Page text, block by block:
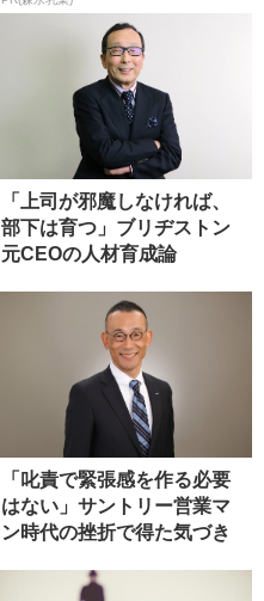
「上司が邪魔しなければ、
部下は育つ」ブリヂストン
元C‌E‌Oの人材育成論
「叱責で緊張感を作る必要
はない」サントリー営業マ
ン時代の挫折で得た気づき